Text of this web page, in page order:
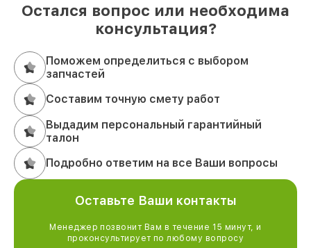
Остался вопрос или необходима
консультация?
Поможем определиться с выбором
запчастей
Составим точную смету работ
Выдадим персональный гарантийный
талон
Подробно ответим на все Ваши вопросы
Оставьте Ваши контакты
Менеджер позвонит Вам в течение 15 минут, и
проконсультирует по любому вопросу